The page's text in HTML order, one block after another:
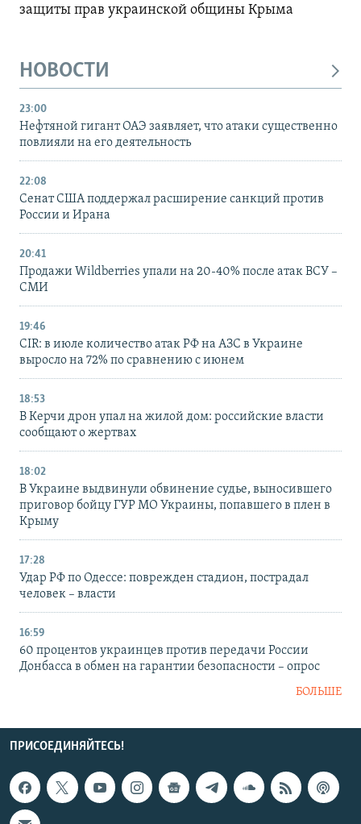
защиты прав украинской общины Крыма
НОВОСТИ
23:00
Нефтяной гигант ОАЭ заявляет, что атаки существенно
повлияли на его деятельность
22:08
Сенат США поддержал расширение санкций против
России и Ирана
20:41
Продажи Wildberries упали на 20-40% после атак ВСУ –
СМИ
19:46
CIR: в июле количество атак РФ на АЗС в Украине
выросло на 72% по сравнению с июнем
18:53
В Керчи дрон упал на жилой дом: российские власти
сообщают о жертвах
18:02
В Украине выдвинули обвинение судье, выносившего
приговор бойцу ГУР МО Украины, попавшего в плен в
Крыму
17:28
Удар РФ по Одессе: поврежден стадион, пострадал
человек – власти
16:59
60 процентов украинцев против передачи России
Донбасса в обмен на гарантии безопасности – опрос
БОЛЬШЕ
ПРИСОЕДИНЯЙТЕСЬ!